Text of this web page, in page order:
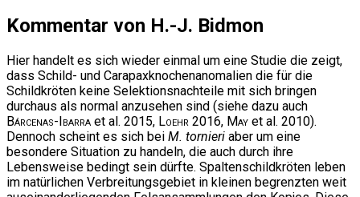
Kommentar von H.-J. Bidmon
Hier handelt es sich wieder einmal um eine Studie die zeigt,
dass Schild- und Carapaxknochenanomalien die für die
Schildkröten keine Selektionsnachteile mit sich bringen
durchaus als normal anzusehen sind (siehe dazu auch
Bárcenas-Ibarra et al. 2015, Loehr 2016, May et al. 2010).
Dennoch scheint es sich bei M. tornieri aber um eine
besondere Situation zu handeln, die auch durch ihre
Lebensweise bedingt sein dürfte. Spaltenschildkröten leben
im natürlichen Verbreitungsgebiet in kleinen begrenzten weit